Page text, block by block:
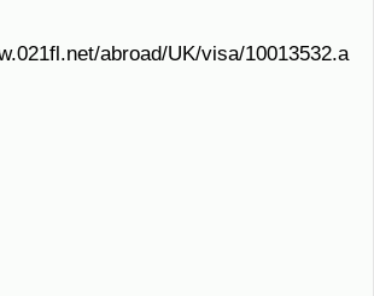
abroad/UK/visa/10013532.a